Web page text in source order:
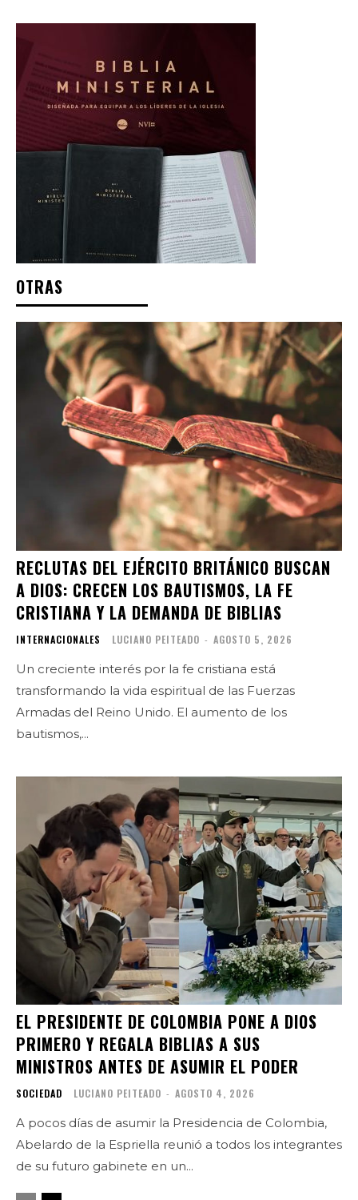
OTRAS
RECLUTAS DEL EJÉRCITO BRITÁNICO BUSCAN
A DIOS: CRECEN LOS BAUTISMOS, LA FE
CRISTIANA Y LA DEMANDA DE BIBLIAS
INTERNACIONALES LUCIANO PEITEADO - AGOSTO 5, 2026
Un creciente interés por la fe cristiana está
transformando la vida espiritual de las Fuerzas
Armadas del Reino Unido. El aumento de los
bautismos,...
EL PRESIDENTE DE COLOMBIA PONE A DIOS
PRIMERO Y REGALA BIBLIAS A SUS
MINISTROS ANTES DE ASUMIR EL PODER
SOCIEDAD LUCIANO PEITEADO - AGOSTO 4, 2026
A pocos días de asumir la Presidencia de Colombia,
Abelardo de la Espriella reunió a todos los integrantes
de su futuro gabinete en un...